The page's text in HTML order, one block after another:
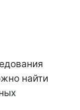
найти